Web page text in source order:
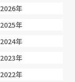
2026年
2025年
2024年
2023年
2022年